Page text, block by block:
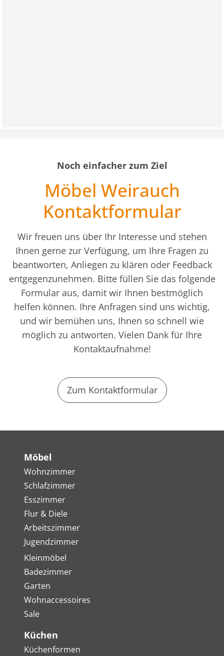
Noch einfacher zum Ziel
Möbel Weirauch
Kontaktformular
Wir freuen uns über Ihr Interesse und stehen
Ihnen gerne zur Verfügung, um Ihre Fragen zu
beantworten, Anliegen zu klären oder Feedback
entgegenzunehmen. Bitte füllen Sie das folgende
Formular aus, damit wir Ihnen bestmöglich
helfen können. Ihre Anfragen sind uns wichtig,
und wir bemühen uns, Ihnen so schnell wie
möglich zu antworten. Vielen Dank für Ihre
Kontaktaufnahme!
Zum Kontaktformular
Möbel
Wohnzimmer
Schlafzimmer
Esszimmer
Flur & Diele
Arbeitszimmer
Jugendzimmer
Kleinmöbel
Badezimmer
Garten
Wohnaccessoires
Sale
Küchen
Küchenformen